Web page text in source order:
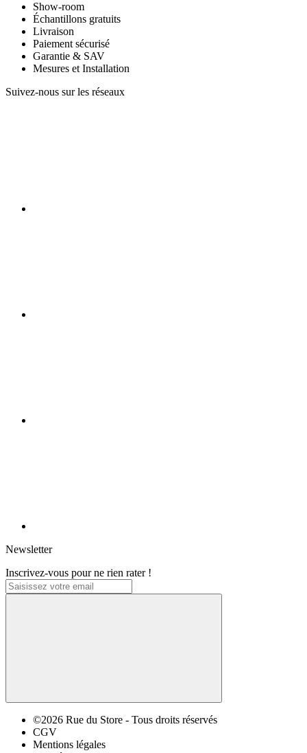
Show-room
Échantillons gratuits
Livraison
Paiement sécurisé
Garantie & SAV
Mesures et Installation
Suivez-nous sur les réseaux
Newsletter
Inscrivez-vous pour ne rien rater !
©2026 Rue du Store - Tous droits réservés
CGV
Mentions légales